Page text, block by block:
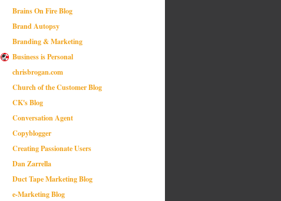
Brains On Fire Blog
Brand Autopsy
Branding & Marketing
Business is Personal
chrisbrogan.com
Church of the Customer Blog
CK's Blog
Conversation Agent
Copyblogger
Creating Passionate Users
Dan Zarrella
Duct Tape Marketing Blog
e-Marketing Blog